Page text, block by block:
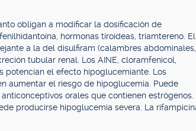
obligan a modificar la dosificación de
hormonas tiroideas, triamtereno. El
a la del disulfiram (calambres abdominales,
tubular renal. Los AINE, cloramfenicol,
potencian el efecto hipoglucemiante. Los
aumentar el riesgo de hipoglucemia. Puede
orales que contienen estrógenos.
producirse hipoglucemia severa. La